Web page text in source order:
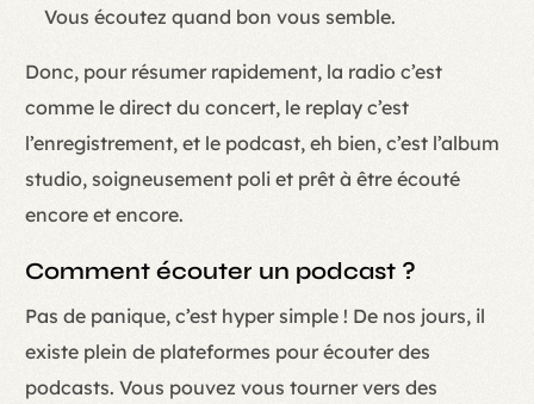
Vous écoutez quand bon vous semble.
Donc, pour résumer rapidement, la radio c’est
comme le direct du concert, le replay c’est
l’enregistrement, et le podcast, eh bien, c’est l’album
studio, soigneusement poli et prêt à être écouté
encore et encore.
Comment écouter un podcast ?
Pas de panique, c’est hyper simple ! De nos jours, il
existe plein de plateformes pour écouter des
podcasts. Vous pouvez vous tourner vers des